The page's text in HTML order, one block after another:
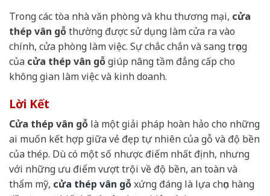
Trong các tòa nhà văn phòng và khu thương mại, cửa
thép vân gỗthường được sử dụng làm cửa ra vào
chính, cửa phòng làm việc. Sự chắc chắn và sang trọng
của cửa thép vân gỗgiúp nâng tầm đẳng cấp cho
không gian làm việc và kinh doanh.
Lời Kết
Cửa thép vân gỗ là một giải pháp hoàn hảo cho những
ai muốn kết hợp giữa vẻ đẹp tự nhiên của gỗ và độ bền
của thép. Dù có một số nhược điểm nhất định, nhưng
với những ưu điểm vượt trội về độ bền, an toàn và
thẩm mỹ, cửa thép vân gỗxứng đáng là lựa chọn hàng